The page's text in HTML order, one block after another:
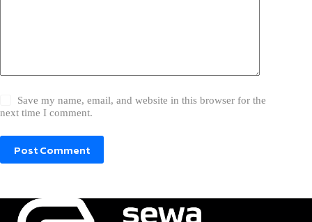
Save my name, email, and website in this browser for the
next time I comment.
Post Comment